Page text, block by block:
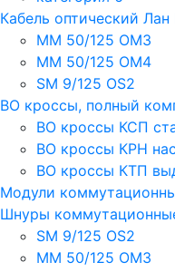
Кабель оптический
MM 50/125 OM3
MM 50/125 OM4
SM 9/125 OS2
ВО кроссы, полный
ВО кроссы КСП
ВО кроссы КРН
ВО кроссы КТП
Модули
Шнуры
SM 9/125 OS2
MM 50/125 OM3